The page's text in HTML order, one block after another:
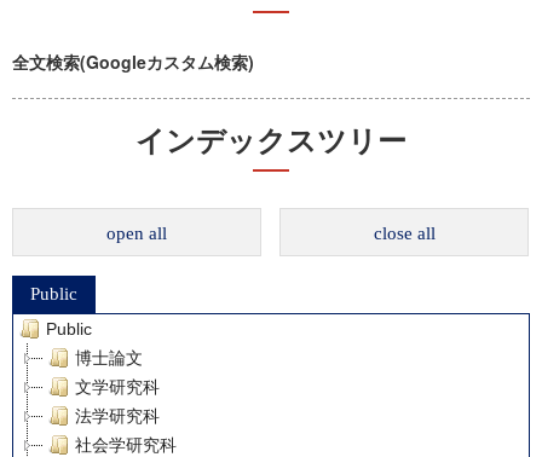
全文検索(Googleカスタム検索)
インデックスツリー
open all close all
Public
Public
博士論文
文学研究科
法学研究科
社会学研究科